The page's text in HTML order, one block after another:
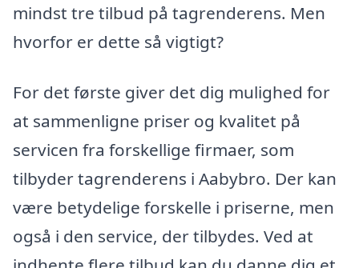
mindst tre tilbud på tagrenderens. Men
hvorfor er dette så vigtigt?
For det første giver det dig mulighed for
at sammenligne priser og kvalitet på
servicen fra forskellige firmaer, som
tilbyder tagrenderens i Aabybro. Der kan
være betydelige forskelle i priserne, men
også i den service, der tilbydes. Ved at